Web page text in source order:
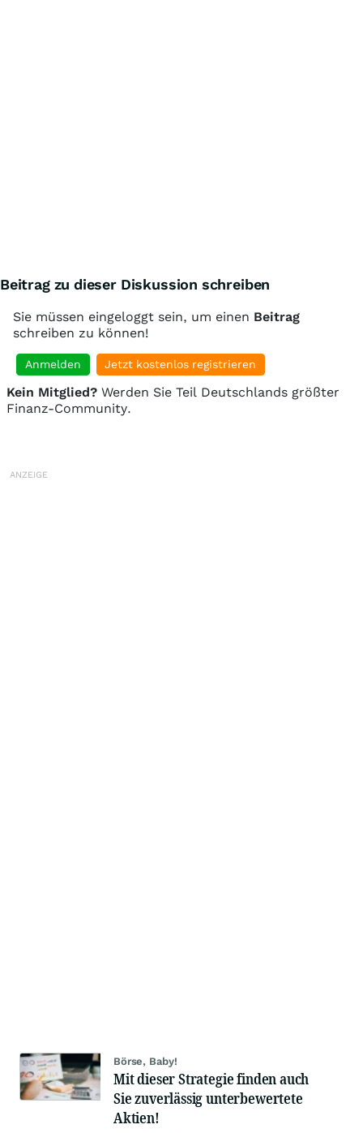
Beitrag zu dieser Diskussion schreiben
Sie müssen eingeloggt sein, um einen Beitrag
schreiben zu können!
Anmelden Jetzt kostenlos registrieren
Kein Mitglied? Werden Sie Teil Deutschlands größter
Finanz-Community.
Börse, Baby!
Mit dieser Strategie finden auch
Sie zuverlässig unterbewertete
Aktien!